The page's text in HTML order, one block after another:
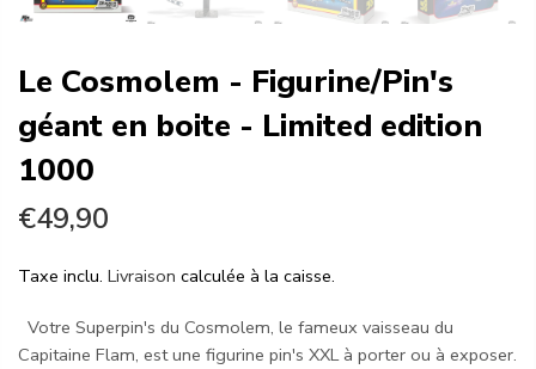
Le Cosmolem - Figurine/Pin's
géant en boite - Limited edition
1000
€49,90
Taxe inclu. Livraison calculée à la caisse.
Votre Superpin's du Cosmolem, le fameux vaisseau du
Capitaine Flam, est une figurine pin's XXL à porter ou à exposer.